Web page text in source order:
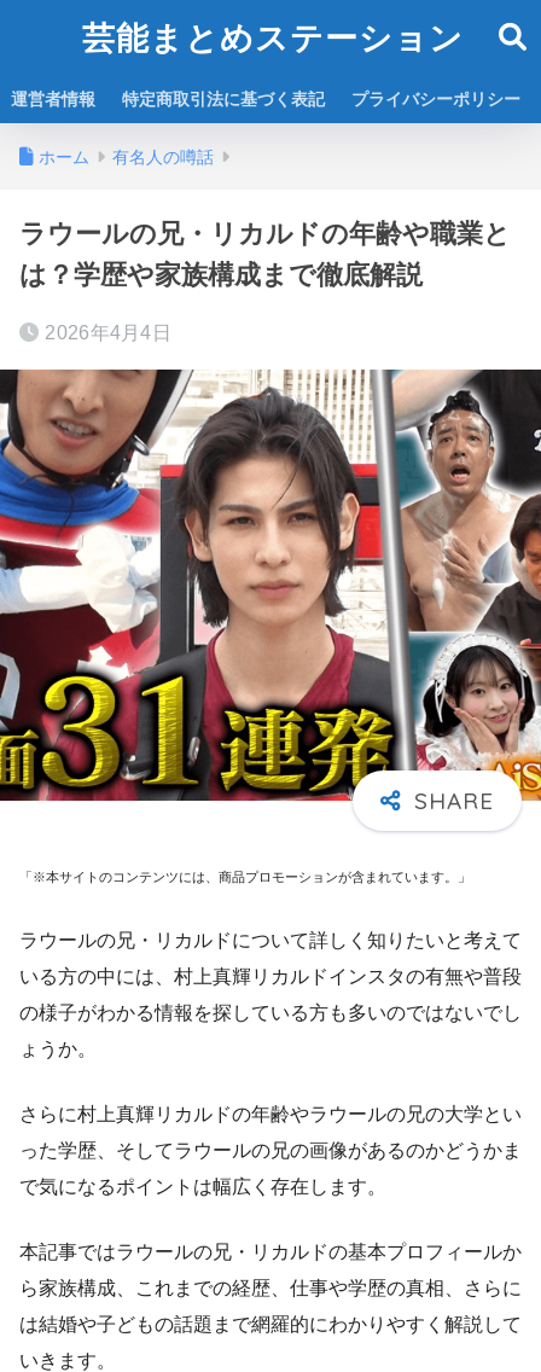
芸能まとめステーション
運営者情報 特定商取引法に基づく表記 プライバシーポリシー
ホーム 有名人の噂話
ラウールの兄・リカルドの年齢や職業と
は？学歴や家族構成まで徹底解説
2026年4月4日
「※本サイトのコンテンツには、商品プロモーションが含まれています。」
ラウールの兄・リカルドについて詳しく知りたいと考えて
いる方の中には、村上真輝リカルドインスタの有無や普段
の様子がわかる情報を探している方も多いのではないでし
ょうか。
さらに村上真輝リカルドの年齢やラウールの兄の大学とい
った学歴、そしてラウールの兄の画像があるのかどうかま
で気になるポイントは幅広く存在します。
本記事ではラウールの兄・リカルドの基本プロフィールか
ら家族構成、これまでの経歴、仕事や学歴の真相、さらに
は結婚や子どもの話題まで網羅的にわかりやすく解説して
いきます。